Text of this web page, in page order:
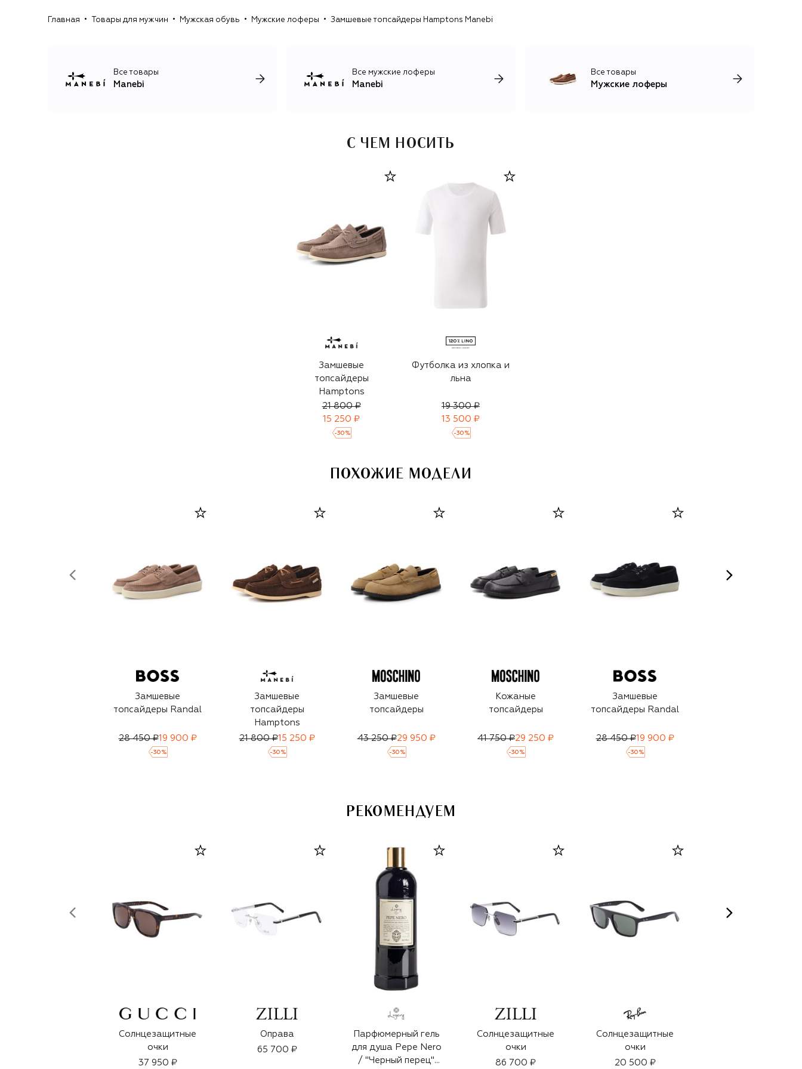
Главная Товары для мужчин Мужская обувь Мужские лоферы Замшевые топсайдеры Hamptons Manebi
Все товары
Manebi
Все мужские лоферы
Manebi
Все товары
Мужские лоферы
С ЧЕМ НОСИТЬ
Замшевые
топсайдеры
Hamptons
21 800 ₽
15 250 ₽
-30 %
Футболка из хлопка и
льна
19 300 ₽
13 500 ₽
-30 %
ПОХОЖИЕ МОДЕЛИ
Замшевые
топсайдеры Randal
28 450 ₽19 900 ₽
-30 %
Замшевые
топсайдеры
Hamptons
21 800 ₽15 250 ₽
-30 %
Замшевые
топсайдеры
43 250 ₽29 950 ₽
-30 %
Кожаные
топсайдеры
41 750 ₽29 250 ₽
-30 %
Замшевые
топсайдеры Randal
28 450 ₽19 900 ₽
-30 %
РЕКОМЕНДУЕМ
Солнцезащитные
очки
37 950 ₽
Оправа
65 700 ₽
Парфюмерный гель
для душа Pepe Nero
/ "Черный перец"
Солнцезащитные
очки
86 700 ₽
Солнцезащитные
очки
20 500 ₽